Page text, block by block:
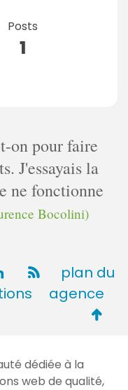
Posts
1
on pour faire
J'essayais la
ne fonctionne
Bocolini)
plan du
agence
de
dédiée à la
web de qualité,